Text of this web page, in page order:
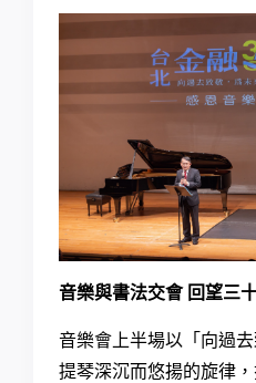
音樂與書法交會 回望三
音樂會上半場以「向過
提琴深沉而悠揚的旋律